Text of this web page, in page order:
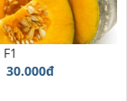
30.000đ